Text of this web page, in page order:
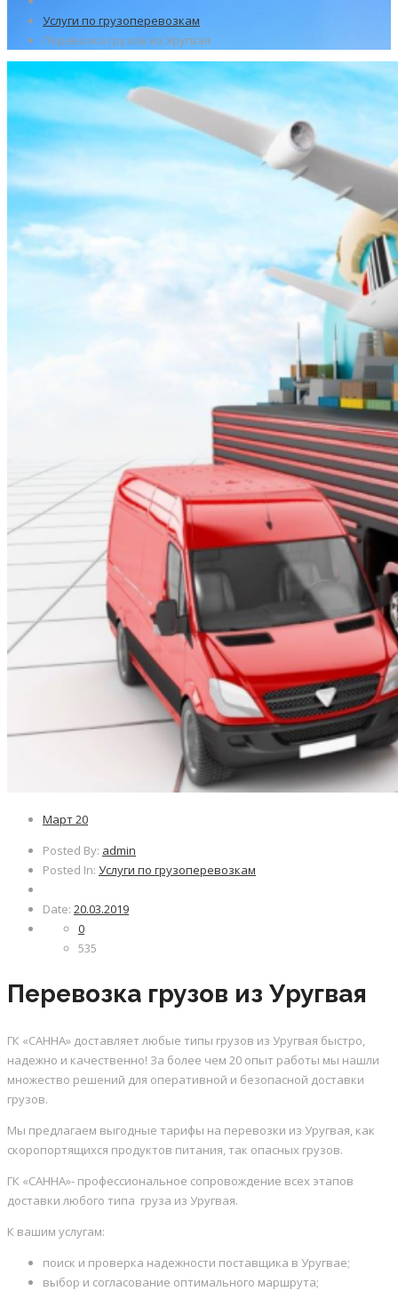
Услуги по грузоперевозкам
Перевозка грузов из Уругвая
Март20
Posted By: admin
Posted In: Услуги по грузоперевозкам
Date: 20.03.2019
0
535
Перевозка грузов из Уругвая
ГК «САННА» доставляет любые типы грузов из Уругвая быстро,
надежно и качественно! За более чем 20 опыт работы мы нашли
множество решений для оперативной и безопасной доставки
грузов.
Мы предлагаем выгодные тарифы на перевозки из Уругвая, как
скоропортящихся продуктов питания, так опасных грузов.
ГК «САННА»- профессиональное сопровождение всех этапов
доставки любого типа груза из Уругвая.
К вашим услугам:
поиск и проверка надежности поставщика в Уругвае;
выбор и согласование оптимального маршрута;